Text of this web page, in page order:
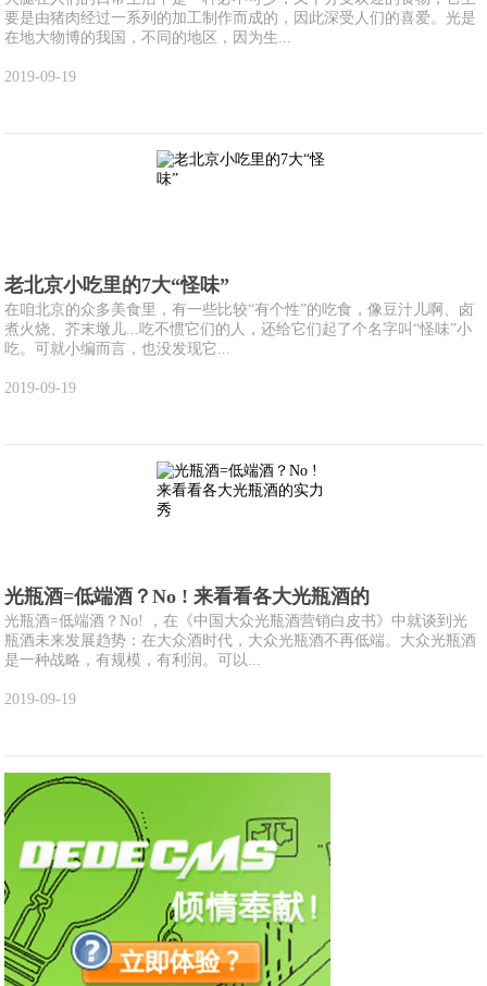
要是由猪肉经过一系列的加工制作而成的，因此深受人们的喜爱。光是
在地大物博的我国，不同的地区，因为生...
2019-09-19
老北京小吃里的7大“怪味”
在咱北京的众多美食里，有一些比较“有个性”的吃食，像豆汁儿啊、卤
煮火烧、芥末墩儿...吃不惯它们的人，还给它们起了个名字叫“怪味”小
吃。可就小编而言，也没发现它...
2019-09-19
光瓶酒=低端酒？No ! 来看看各大光瓶酒的
光瓶酒=低端酒？No! ，在《中国大众光瓶酒营销白皮书》中就谈到光
瓶酒未来发展趋势：在大众酒时代，大众光瓶酒不再低端。大众光瓶酒
是一种战略，有规模，有利润。可以...
2019-09-19